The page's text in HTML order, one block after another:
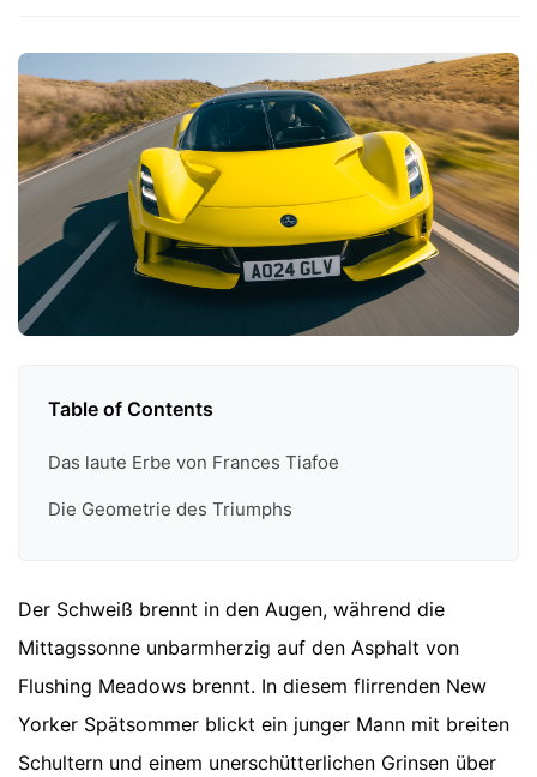
Table of Contents
Das laute Erbe von Frances Tiafoe
Die Geometrie des Triumphs
Der Schweiß brennt in den Augen, während die
Mittagssonne unbarmherzig auf den Asphalt von
Flushing Meadows brennt. In diesem flirrenden New
Yorker Spätsommer blickt ein junger Mann mit breiten
Schultern und einem unerschütterlichen Grinsen über